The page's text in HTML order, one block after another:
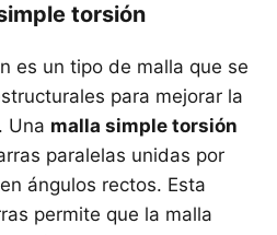
torsión
es un tipo de malla que se
para mejorar la
Una malla simple torsión
paralelas unidas por
ángulos rectos. Esta
permite que la malla